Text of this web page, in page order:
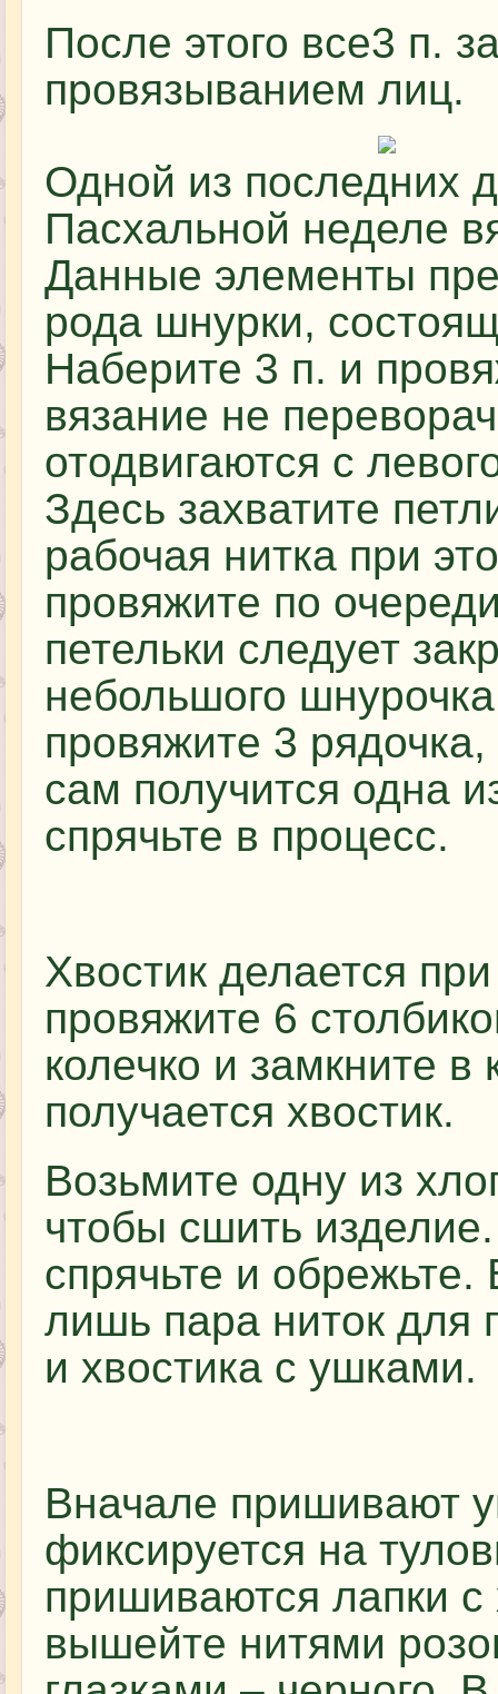
После этого все3 п.
провязыванием лиц.
Одной из последних
Пасхальной неделе
Данные элементы
рода шнурки,
Наберите 3 п. и
вязание не
отодвигаются с
Здесь захватите
рабочая нитка при
провяжите по
петельки следует
небольшого
провяжите 3 рядочка,
сам получится одна
спрячьте в процесс.
Хвостик делается
провяжите 6
колечко и замкните в
получается хвостик.
Возьмите одну из
чтобы сшить
спрячьте и
лишь пара ниток для
и хвостика с ушками.
Вначале пришивают
фиксируется на
пришиваются лапки с
вышейте нитями